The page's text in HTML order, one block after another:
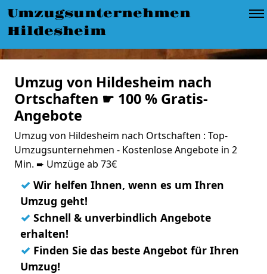
Umzugsunternehmen
Hildesheim
Umzug von Hildesheim nach
Ortschaften ☛ 100 % Gratis-
Angebote
Umzug von Hildesheim nach Ortschaften : Top-
Umzugsunternehmen - Kostenlose Angebote in 2
Min. ➨ Umzüge ab 73€
✓ Wir helfen Ihnen, wenn es um Ihren
Umzug geht!
✓ Schnell & unverbindlich Angebote
erhalten!
✓ Finden Sie das beste Angebot für Ihren
Umzug!